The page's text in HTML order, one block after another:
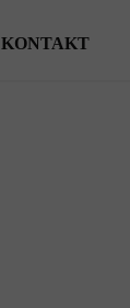
KONTAKT